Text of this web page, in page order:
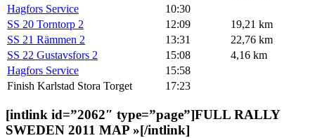
Hagfors Service
10:30
SS 20 Torntorp 2
12:09
19,21 km
SS 21 Rämmen 2
13:31
22,76 km
SS 22 Gustavsfors 2
15:08
4,16 km
Hagfors Service
15:58
Finish Karlstad Stora Torget
17:23
[intlink id=”2062″ type=”page”]FULL RALLY
SWEDEN 2011 MAP »[/intlink]